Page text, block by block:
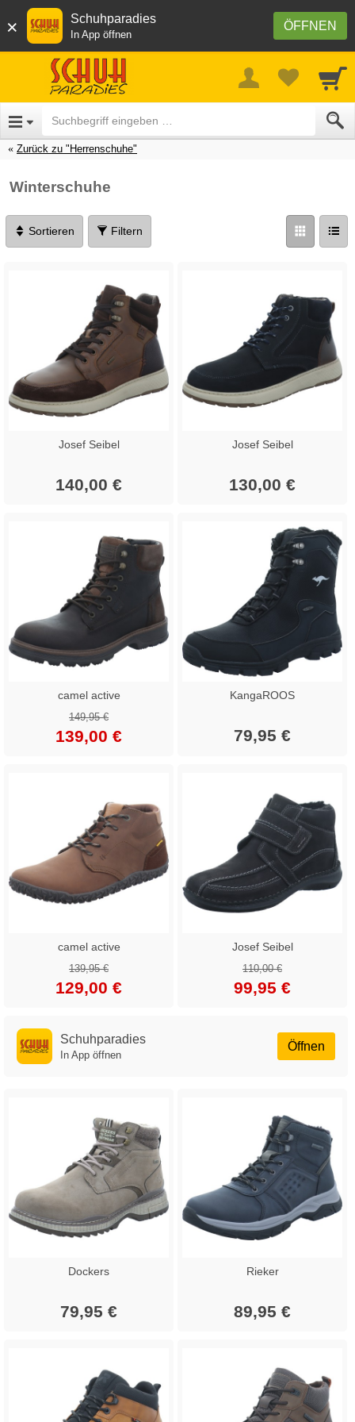
× ÖFFNEN
Schuhparadies
In App öffnen
Zurück zu "Herrenschuhe"
Winterschuhe
Sortieren Filtern
Josef Seibel
140,00 €
Josef Seibel
130,00 €
camel active
149,95 €
139,00 €
KangaROOS
79,95 €
camel active
139,95 €
129,00 €
Josef Seibel
110,00 €
99,95 €
Öffnen
Schuhparadies
In App öffnen
Dockers
79,95 €
Rieker
89,95 €